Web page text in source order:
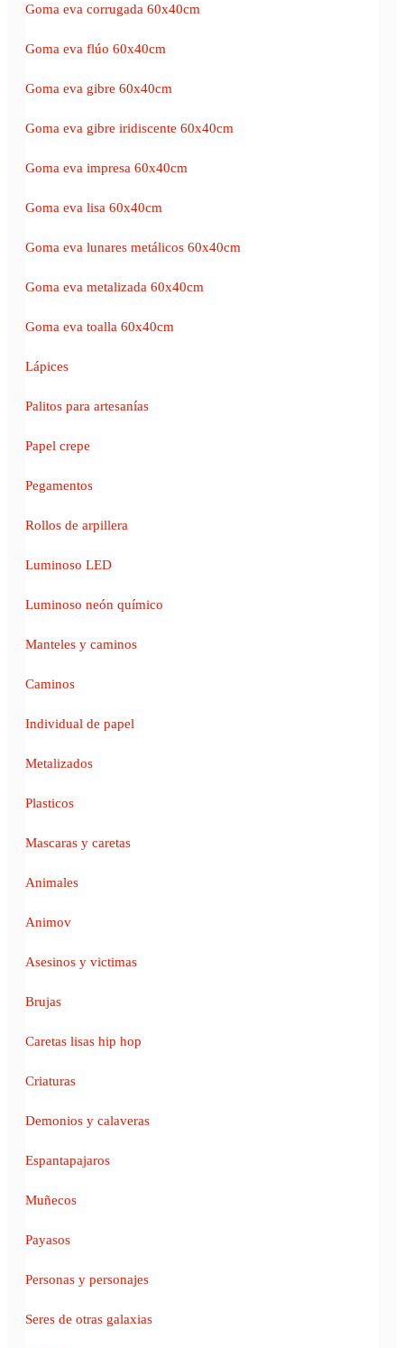
Goma eva corrugada 60x40cm
Goma eva flúo 60x40cm
Goma eva gibre 60x40cm
Goma eva gibre iridiscente 60x40cm
Goma eva impresa 60x40cm
Goma eva lisa 60x40cm
Goma eva lunares metálicos 60x40cm
Goma eva metalizada 60x40cm
Goma eva toalla 60x40cm
Lápices
Palitos para artesanías
Papel crepe
Pegamentos
Rollos de arpillera
Luminoso LED
Luminoso neón químico
Manteles y caminos
Caminos
Individual de papel
Metalizados
Plasticos
Mascaras y caretas
Animales
Animov
Asesinos y victimas
Brujas
Caretas lisas hip hop
Criaturas
Demonios y calaveras
Espantapajaros
Muñecos
Payasos
Personas y personajes
Seres de otras galaxias